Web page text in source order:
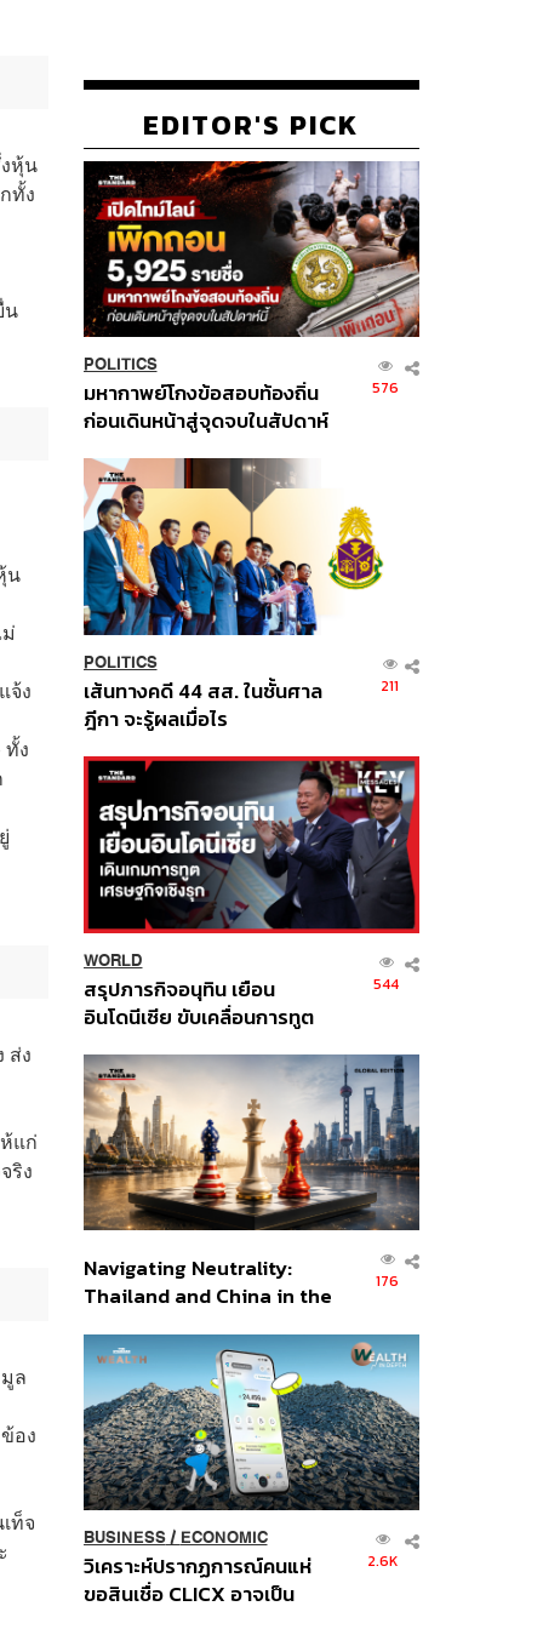
หุ้น
ทั้ง
น
น
จ้ง
ง
ส่ง
แก่
ริง
ล
อง
ท็จ
EDITOR'S PICK
POLITICS
มหากาพย์โกงข้อสอบท้องถิ่น
ก่อนเดินหน้าสู่จุดจบในสัปดาห์
576
POLITICS
เส้นทางคดี 44 สส. ในชั้นศาล
ฎีกา จะรู้ผลเมื่อไร
211
WORLD
สรุปภารกิจอนุทิน เยือน
อินโดนีเซีย ขับเคลื่อนการทูต
ส่วนยุทธศาสตร์ไทย –
อินโดนีเซีย
544
Navigating Neutrality:
Thailand and China in the
Order
176
BUSINESS/ ECONOMIC
วิเคราะห์ปรากฏการณ์คนแห่
ขอสินเชื่อ CLICX อาจเป็น
2.6K